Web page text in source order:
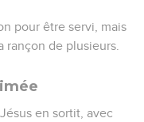
pour être servi, mais
rançon de plusieurs.
en sortit, avec